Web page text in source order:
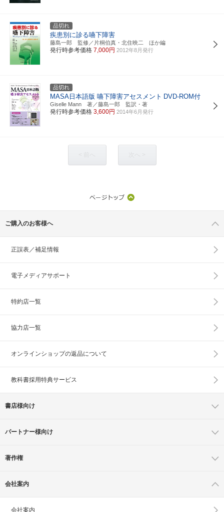
品切れ
疾患別に診る嚥下障害
藤島一郎 監修／片桐伯真・北住映二 ほか編
発行時参考価格 7,000円 2012年8月発行
品切れ
MASA日本語版 嚥下障害アセスメント DVD-ROM付
Giselle Mann 著／藤島一郎 監訳・著
発行時参考価格 3,600円 2014年6月発行
ご購入のお客様へ
正誤表／補足情報
電子メディアサポート
特約店一覧
協力店一覧
オンラインショップの返品について
教科書採用特典サービス
書店様向け
パートナー様向け
著作権
会社案内
会社案内